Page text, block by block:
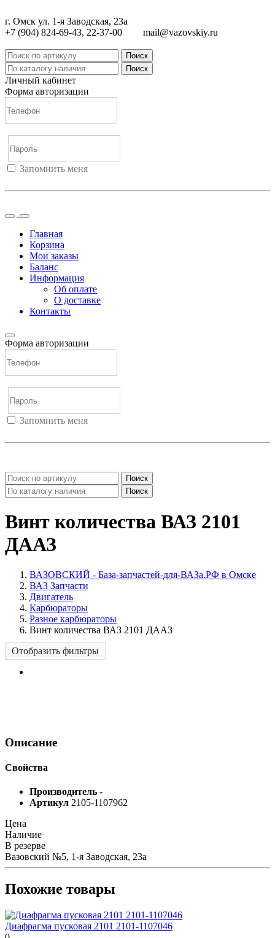
г. Омск ул. 1-я Заводская, 23а
+7 (904) 824-69-43, 22-37-00
mail@vazovskiy.ru
Поиск
Поиск
Личный кабинет
Форма авторизации
Запомнить меня
Главная
Корзина
Мои заказы
Баланс
Информация
Об оплате
О доставке
Контакты
Форма авторизации
Запомнить меня
Поиск
Поиск
Винт количества ВАЗ 2101
ДААЗ
ВАЗОВСКИЙ - База-запчастей-для-ВАЗа.РФ в Омске
ВАЗ Запчасти
Двигатель
Карбюраторы
Разное карбюраторы
Винт количества ВАЗ 2101 ДААЗ
Отобразить фильтры
Описание
Свойства
Производитель -
Артикул 2105-1107962
Цена
Наличие
В резерве
Вазовский №5, 1-я Заводская, 23а
Похожие товары
Диафрагма пусковая 2101 2101-1107046